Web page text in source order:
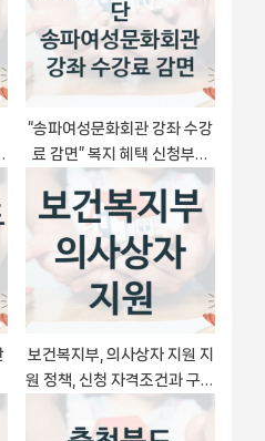
“송파여성문화회관 강좌 수강
료 감면” 복지 혜택 신청부터
지급까지 – 재단법인송파문
화재단 지원 정책
보건복지부, 의사상자 지원 지
원 정책, 신청 자격조건과 구비